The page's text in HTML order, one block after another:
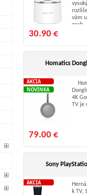
vám
preh ...
30.90 €
Homatics
AKCIA
NOVINKA
4K
TV je
79.00 €
Sony
AKCIA
k TV,